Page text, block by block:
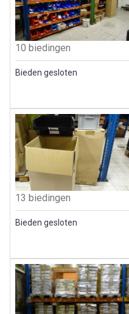
10 biedingen
Bieden gesloten
13 biedingen
Bieden gesloten